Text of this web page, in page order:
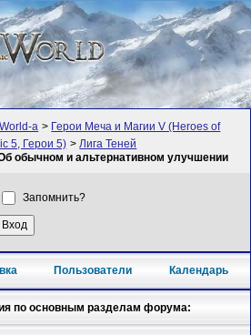
а > Герои Меча и Магии V (Heroes of
5, Герои 5) >Лига Теней
обычном и альтернативном улучшении
Запомнить?
Пользователи Календарь
по основным разделам форума: